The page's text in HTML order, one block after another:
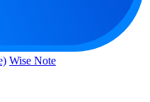
Wise Note